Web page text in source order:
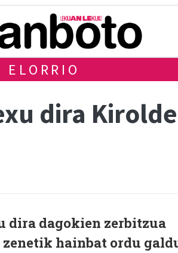
ELORRIO
dira
dira dagokien zerbitzua
hainbat ordu